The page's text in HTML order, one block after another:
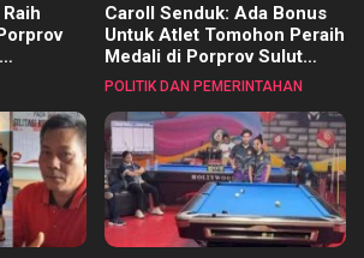
Caroll Senduk: Ada Bonus
Untuk Atlet Tomohon Peraih
Medali di Porprov Sulut
2025
POLITIK DAN PEMERINTAHAN